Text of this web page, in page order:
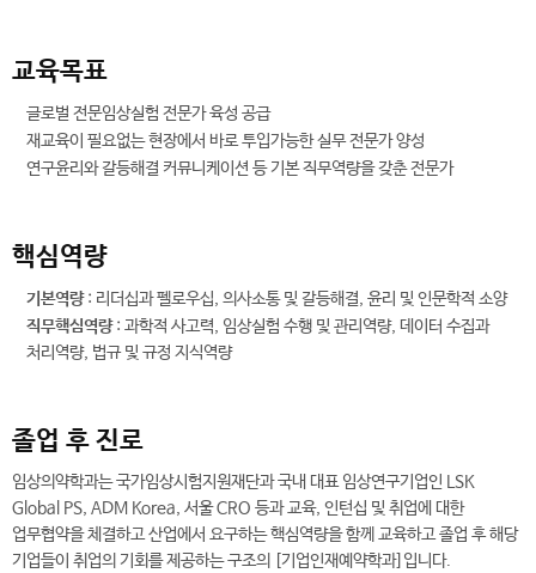
교육목표
글로벌 전문임상실험 전문가 육성 공급
재교육이 필요없는 현장에서 바로 투입가능한 실무 전문가 양성
연구윤리와 갈등해결 커뮤니케이션 등 기본 직무역량을 갖춘 전문가
핵심역량
기본역량: 리더십과 펠로우십, 의사소통 및 갈등해결, 윤리 및 인문학적 소양
직무핵심역량: 과학적 사고력, 임상실험 수행 및 관리역량, 데이터 수집과
처리역량, 법규 및 규정 지식역량
졸업 후 진로
임상의약학과는 국가임상시험지원재단과 국내 대표 임상연구기업인 LSK
Global PS, ADM Korea, 서울 CRO 등과 교육, 인턴십 및 취업에 대한
업무협약을 체결하고 산업에서 요구하는 핵심역량을 함께 교육하고 졸업 후 해당
기업들이 취업의 기회를 제공하는 구조의 [기업인재예약학과]입니다.